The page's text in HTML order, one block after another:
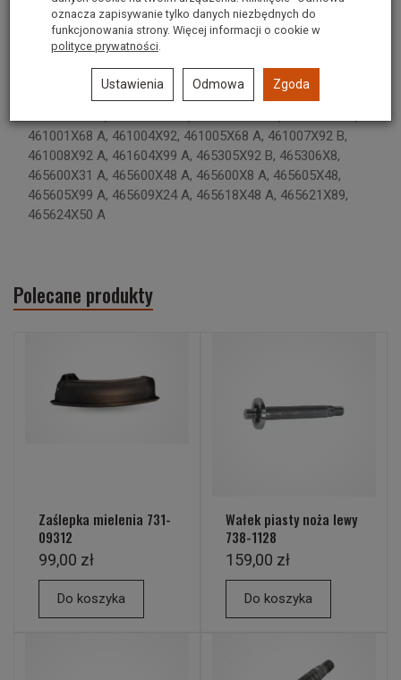
NUMER ORYG.1001200, 1001200MA, 1001194MA,
1001195MA
385000X68, 385002X50, 385002X78, 385002X108 B,
405000X8 D, 405012X108 B, 425002X99 B, 425615X99 A,
461001X68 A, 461004X92, 461005X68 A, 461007X92 B,
461008X92 A, 461604X99 A, 465305X92 B, 465306X8,
465600X31 A, 465600X48 A, 465600X8 A, 465605X48,
465605X99 A, 465609X24 A, 465618X48 A, 465621X89,
465624X50 A
Polecane produkty
Zaślepka mielenia 731-
09312
99,00 zł
Do koszyka
Wałek piasty noża lewy
738-1128
159,00 zł
Do koszyka
oznacza zapisywanie tylko danych niezbędnych do
funkcjonowania strony. Więcej informacji o cookie w
polityce prywatności.
Ustawienia Odmowa Zgoda